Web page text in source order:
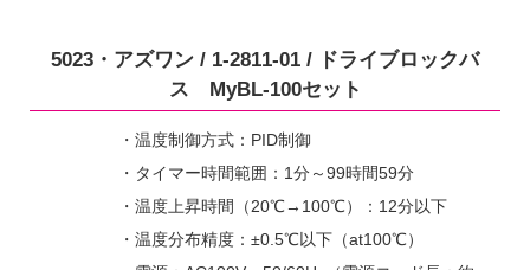
5023・アズワン / 1-2811-01 / ドライブロックバ
ス MyBL-100セット
・温度制御方式：PID制御
・タイマー時間範囲：1分～99時間59分
・温度上昇時間（20℃→100℃）：12分以下
・温度分布精度：±0.5℃以下（at100℃）